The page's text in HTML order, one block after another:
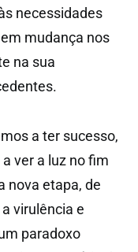
necessidades
mudança nos
na sua
a ter sucesso,
ver a luz no fim
nova etapa, de
virulência e
paradoxo